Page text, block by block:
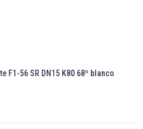
F1-56 SR DN15 K80 68º blanco